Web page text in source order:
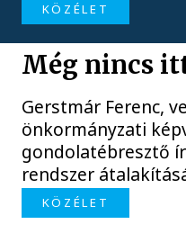
KÖZÉLET
Még nincs
Gerstmár Ferenc,
önkormányzati
gondolatébresztő
rendszer
KÖZÉLET